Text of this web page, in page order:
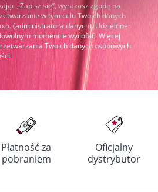
„Zapisz się”, wyrażasz zgodę na
w tym celu Twoich danych
(administratora danych). Udzielone
momencie wycofać. Więcej
Twoich danych osobowych
.
Płatność za
pobraniem
Oficjalny
dystrybutor